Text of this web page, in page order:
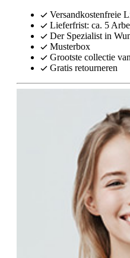
Versandkostenfreie
Lieferfrist: ca. 5
Der Spezialist in
Musterbox
Grootste collectie
Gratis retourneren